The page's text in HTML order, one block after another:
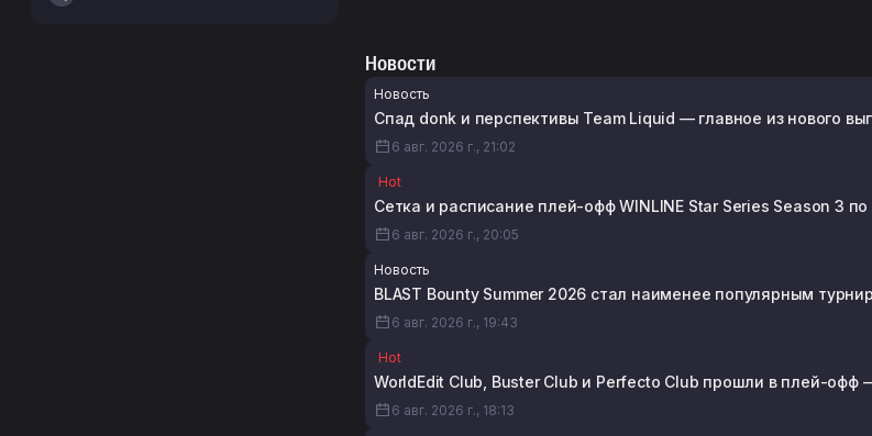
Новости
Новость
Спад donk и перспективы Team Liquid — главное из нового
6 авг. 2026 г., 21:02
Hot
Сетка и расписание плей-офф WINLINE Star Series Season 3 по
6 авг. 2026 г., 20:05
Новость
BLAST Bounty Summer 2026 стал наименее популярным
6 авг. 2026 г., 19:43
Hot
WorldEdit Club, Buster Club и Perfecto Club прошли в плей-офф
6 авг. 2026 г., 18:13